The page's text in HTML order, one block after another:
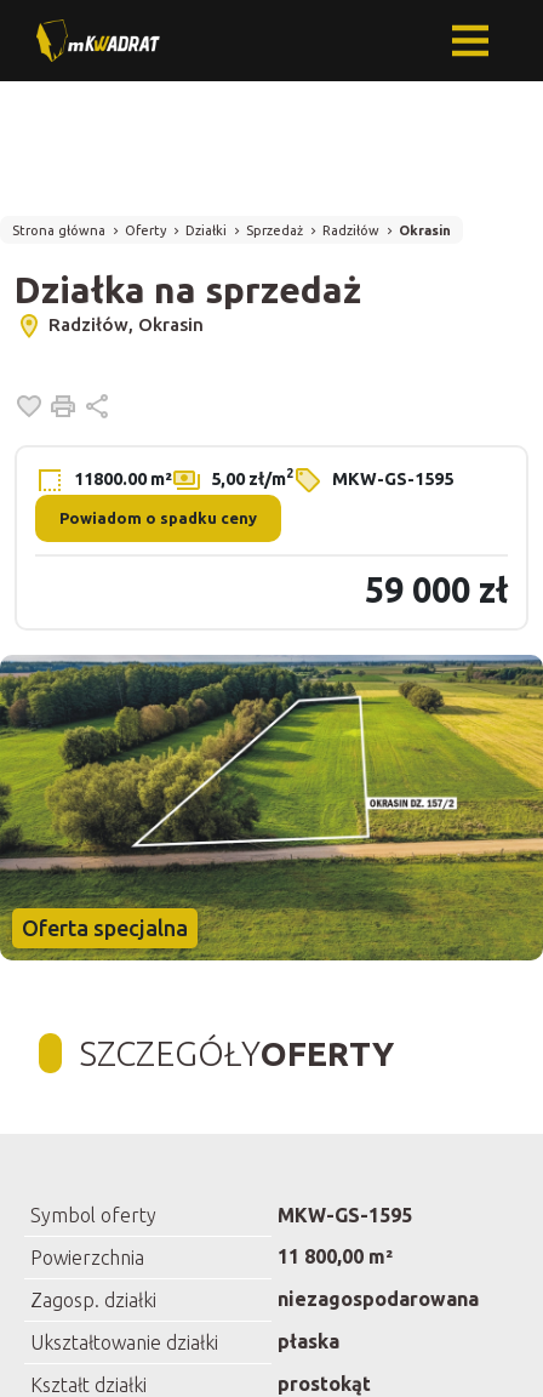
Strona główna Oferty Działki Sprzedaż Radziłów Okrasin
Działka na sprzedaż
Radziłów, Okrasin
Dodaj do ulubionych
Drukuj
11800.00 m² 5,00 zł/m2 MKW-GS-1595
Powiadom o spadku ceny
59 000 zł
Oferta specjalna
SZCZEGÓŁYOFERTY
Symbol oferty
MKW-GS-1595
Powierzchnia
11 800,00 m²
Zagosp. działki
niezagospodarowana
Ukształtowanie działki
płaska
Kształt działki
prostokąt